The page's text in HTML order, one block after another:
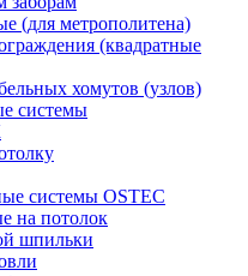
(для метрополитена)
(квадратные
хомутов (узлов)
системы
системы OSTEC
на потолок
шпильки